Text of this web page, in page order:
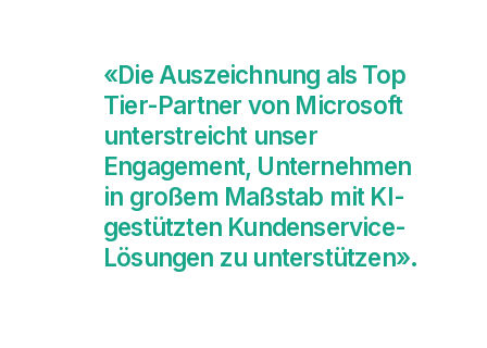
«Die Auszeichnung als Top
Tier-Partner von Microsoft
unterstreicht unser
Engagement, Unternehmen
in großem Maßstab mit KI-
gestützten Kundenservice-
Lösungen zu unterstützen».